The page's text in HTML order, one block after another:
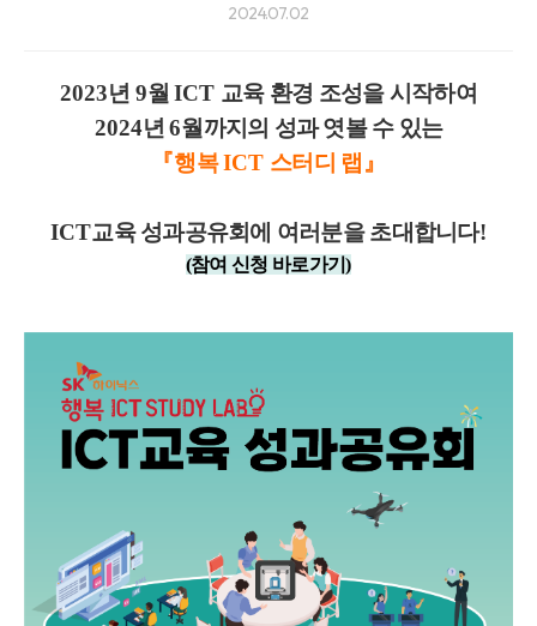
2024.07.02
2023년 9월ICT 교육 환경 조성을 시작하여
2024년6월까지의 성과 엿볼 수 있는
『행복ICT 스터디 랩 』
ICT교육 성과공유회에 여러분을 초대합니다!
(참여 신청 바로가기)